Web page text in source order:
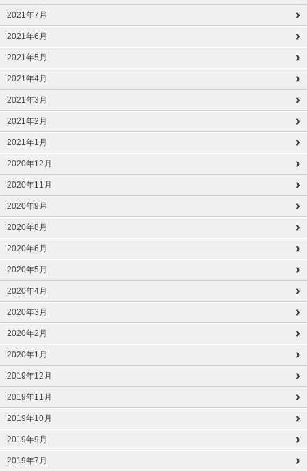
2021年7月
2021年6月
2021年5月
2021年4月
2021年3月
2021年2月
2021年1月
2020年12月
2020年11月
2020年9月
2020年8月
2020年6月
2020年5月
2020年4月
2020年3月
2020年2月
2020年1月
2019年12月
2019年11月
2019年10月
2019年9月
2019年7月